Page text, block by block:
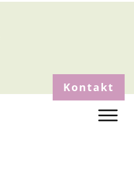
Kontakt